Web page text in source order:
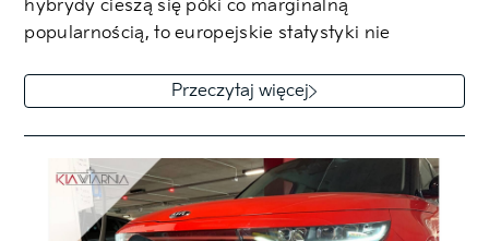
hybrydy cieszą się póki co marginalną
popularnością, to europejskie statystyki nie
Przeczytaj więcej